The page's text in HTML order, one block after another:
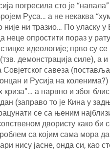
погресила сто је
Руса… а не некаква
није ни тразио… По уласку
неце опростити пораз у
идеологије; прво су
демонстрација силе), а
Совјетског савеза
и Русија на
криза”… а нарвно и због
(заправо то је Кина у
се са њеним
двористу како би
са којим сама мора да
нису јасне, онда си,